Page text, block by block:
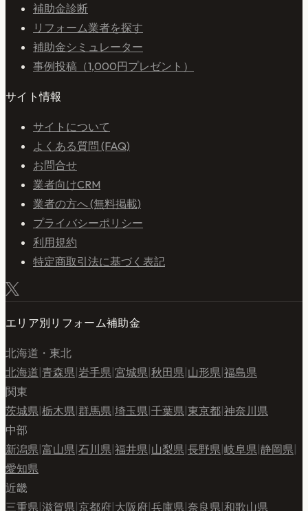
補助金診断
リフォーム業者を探す
補助金シミュレーター
事例投稿（1,000円プレゼント）
サイト情報
サイトについて
よくある質問 (FAQ)
お問合せ
業者向けCRM
業者の方へ (無料掲載)
プライバシーポリシー
利用規約
特定商取引法に基づく表記
エリア別リフォーム補助金
北海道・東北
北海道 青森県 岩手県 宮城県 秋田県 山形県 福島県
関東
茨城県 栃木県 群馬県 埼玉県 千葉県 東京都 神奈川県
中部
新潟県 富山県 石川県 福井県 山梨県 長野県 岐阜県 静岡県
愛知県
近畿
三重県 滋賀県 京都府 大阪府 兵庫県 奈良県 和歌山県